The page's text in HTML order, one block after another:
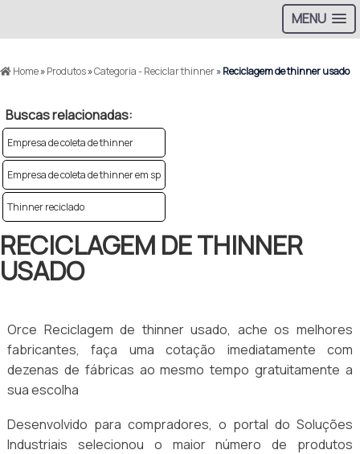
MENU
Home»Produtos»Categoria - Reciclar thinner»Reciclagem de thinner usado
Buscas relacionadas:
Empresa de coleta de thinner
Empresa de coleta de thinner em sp
Thinner reciclado
RECICLAGEM DE THINNER
USADO
Orce Reciclagem de thinner usado, ache os melhores
fabricantes, faça uma cotação imediatamente com
dezenas de fábricas ao mesmo tempo gratuitamente a
sua escolha
Desenvolvido para compradores, o portal do Soluções
Industriais selecionou o maior número de produtos